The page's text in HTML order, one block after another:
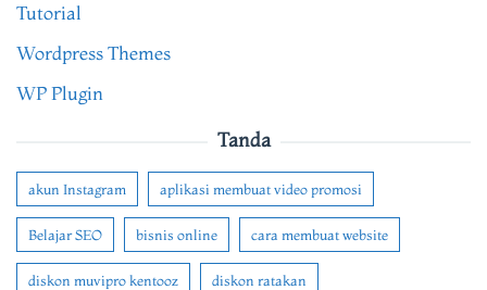
Tutorial
Wordpress Themes
WP Plugin
Tanda
akun Instagram aplikasi membuat video promosi
Belajar SEO bisnis online cara membuat website
diskon muvipro kentooz diskon ratakan